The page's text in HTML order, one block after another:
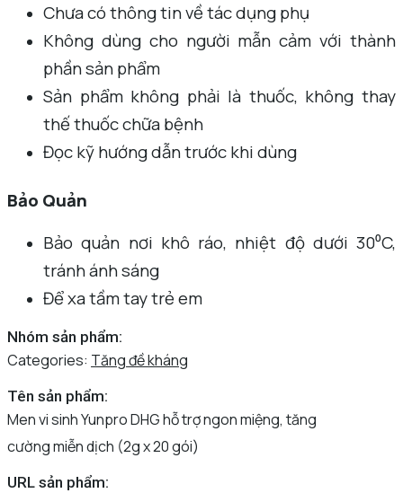
Chưa có thông tin về tác dụng phụ
Không dùng cho người mẫn cảm với thành
phần sản phẩm
Sản phẩm không phải là thuốc, không thay
thế thuốc chữa bệnh
Đọc kỹ hướng dẫn trước khi dùng
Bảo Quản
Bảo quản nơi khô ráo, nhiệt độ dưới 30⁰C,
tránh ánh sáng
Để xa tầm tay trẻ em
Nhóm sản phẩm:
Categories: Tăng đề kháng
Tên sản phẩm:
Men vi sinh Yunpro DHG hỗ trợ ngon miệng, tăng
cường miễn dịch (2g x 20 gói)
URL sản phẩm: